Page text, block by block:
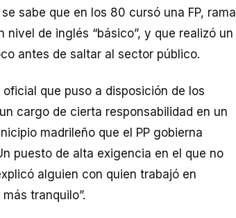
sabe que en los 80 cursó una FP, rama
de inglés “básico”, y que realizó un
antes de saltar al sector público.
que puso a disposición de los
cargo de cierta responsabilidad en un
madrileño que el PP gobierna
puesto de alta exigencia en el que no
alguien con quien trabajó en
tranquilo”.